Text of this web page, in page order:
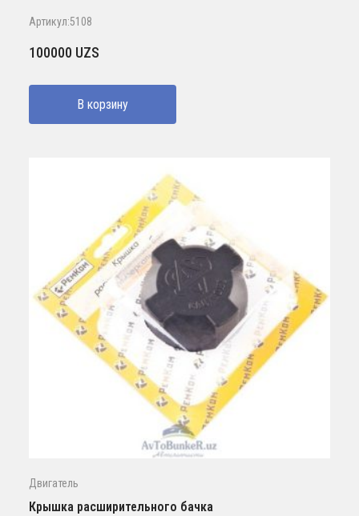
Артикул:5108
100000 UZS
В корзину
Двигатель
Крышка расширительного бачка